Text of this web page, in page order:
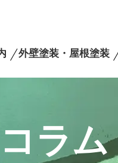
外壁塗装・屋根塗装
ラム